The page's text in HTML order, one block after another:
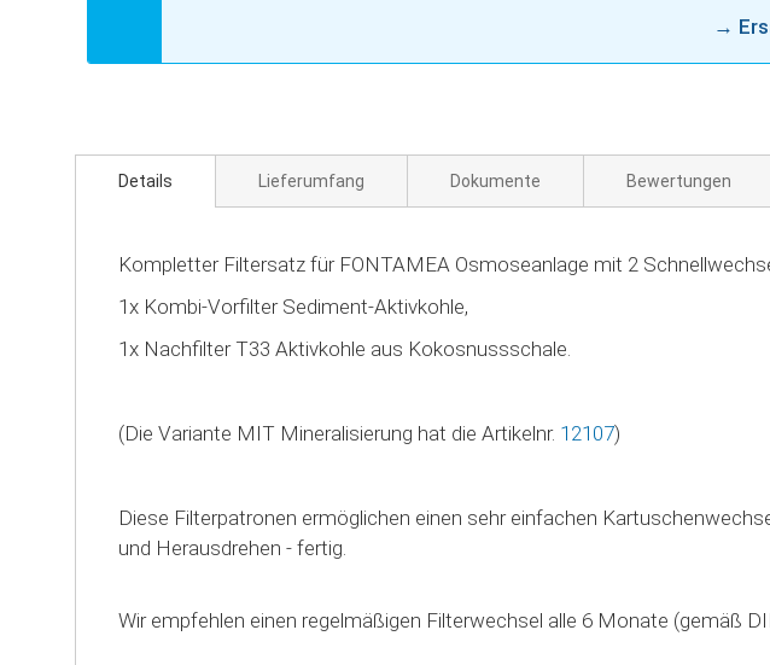
→
Details Lieferumfang Dokumente Bewertungen
Kompletter Filtersatz für FONTAMEA Osmoseanlage mit 2
1x Kombi-Vorfilter Sediment-Aktivkohle,
1x Nachfilter T33 Aktivkohle aus Kokosnussschale.
(Die Variante MIT Mineralisierung hat die Artikelnr. 12107)
Diese Filterpatronen ermöglichen einen sehr einfachen
und Herausdrehen - fertig.
Wir empfehlen einen regelmäßigen Filterwechsel alle 6 Monate (gemäß